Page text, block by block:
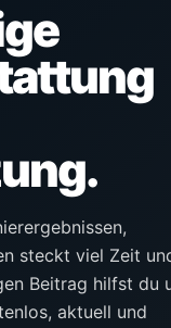
steckt viel Zeit
Beitrag hilfst du
aktuell und